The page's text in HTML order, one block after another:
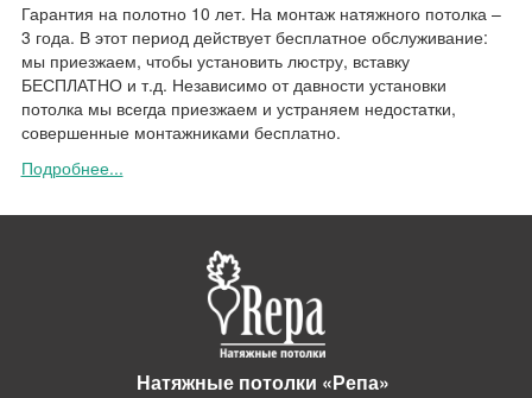
Гарантия на полотно 10 лет. На монтаж натяжного потолка –
3 года. В этот период действует бесплатное обслуживание:
мы приезжаем, чтобы установить люстру, вставку
БЕСПЛАТНО и т.д. Независимо от давности установки
потолка мы всегда приезжаем и устраняем недостатки,
совершенные монтажниками бесплатно.
Подробнее...
Натяжные потолки «Репа»